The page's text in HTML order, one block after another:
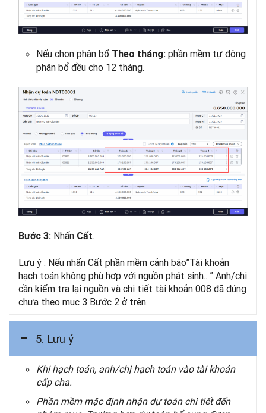
Nếu chọn phân bổ Theo tháng: phần mềm tự động
phân bổ đều cho 12 tháng.
Bước 3: Nhấn Cất.
Lưu ý : Nếu nhấn Cất phần mềm cảnh báo”Tài khoản
hạch toán không phù hợp với nguồn phát sinh.. ” Anh/chị
cần kiểm tra lại nguồn và chi tiết tài khoản 008 đã đúng
chưa theo mục 3 Bước 2 ở trên.
5. Lưu ý
Khi hạch toán, anh/chị hạch toán vào tài khoản
cấp cha.
Phần mềm mặc định nhận dự toán chi tiết đến